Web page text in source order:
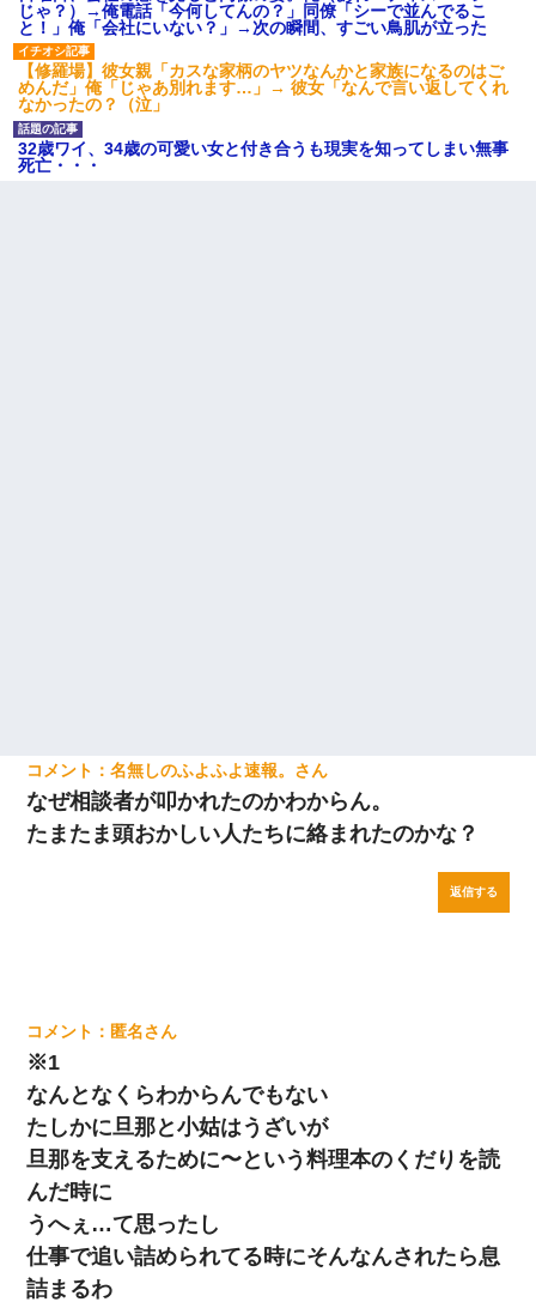
じゃ？）→俺電話「今何してんの？」同僚「シーで並んでるこ
と！」俺「会社にいない？」→次の瞬間、すごい鳥肌が立った
【修羅場】彼女親「カスな家柄のヤツなんかと家族になるのはご
めんだ」俺「じゃあ別れます…」→ 彼女「なんで言い返してくれ
なかったの？（泣」
32歳ワイ、34歳の可愛い女と付き合うも現実を知ってしまい無事
死亡・・・
名無しのふよふよ速報。
なぜ相談者が叩かれたのかわからん。
たまたま頭おかしい人たちに絡まれたのかな？
返信する
匿名
※1
なんとなくらわからんでもない
たしかに旦那と小姑はうざいが
旦那を支えるために〜という料理本のくだりを読
んだ時に
うへぇ…て思ったし
仕事で追い詰められてる時にそんなんされたら息
詰まるわ